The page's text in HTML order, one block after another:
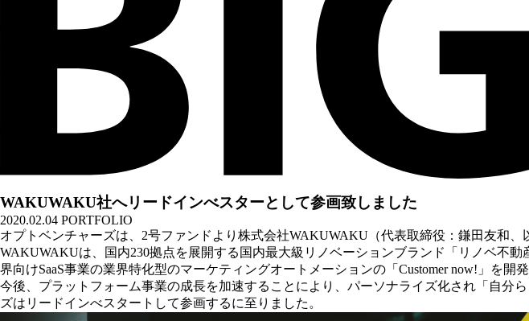
WAKUWAKU社へリードインべスターとして参画致しました
2020.02.04 PORTFOLIO
オプトベンチャーズは、2号ファンドより株式会社WAKUWAKU（代表取締役：鎌田友和
WAKUWAKUは、国内230拠点を展開する国内最⼤級リノベーションブランド「リノベ不
界向けSaaS事業の業界特化型のマーケティングオートメーションの「Customer now!」を
今後、プラットフォーム事業の成⻑を加速することにより、パーソナライズ化され「⾃分
ズはリードインべスタートして参画するに至りました。